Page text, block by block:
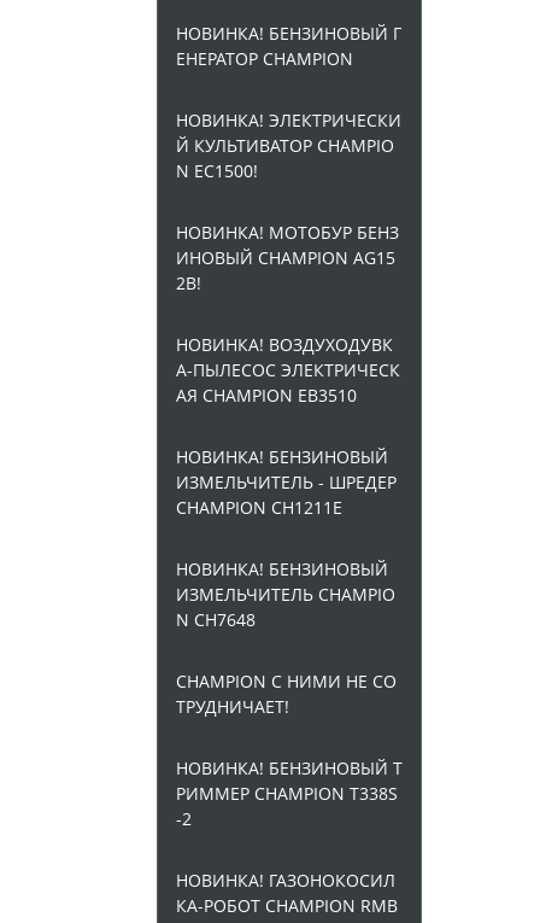
НОВИНКА! БЕНЗИНОВЫЙ Г
ЕНЕРАТОР CHAMPION
НОВИНКА! ЭЛЕКТРИЧЕСКИ
Й КУЛЬТИВАТОР CHAMPIO
N EC1500!
НОВИНКА! МОТОБУР БЕНЗ
ИНОВЫЙ CHAMPION AG15
2B!
НОВИНКА! ВОЗДУХОДУВК
А-ПЫЛЕСОС ЭЛЕКТРИЧЕСК
АЯ CHAMPION EB3510
НОВИНКА! БЕНЗИНОВЫЙ
ИЗМЕЛЬЧИТЕЛЬ - ШРЕДЕР
CHAMPION CH1211E
НОВИНКА! БЕНЗИНОВЫЙ
ИЗМЕЛЬЧИТЕЛЬ CHAMPIO
N CH7648
CHAMPION С НИМИ НЕ СО
ТРУДНИЧАЕТ!
НОВИНКА! БЕНЗИНОВЫЙ Т
РИММЕР CHAMPION T338S
-2
НОВИНКА! ГАЗОНОКОСИЛ
КА-РОБОТ CHAMPION RMB